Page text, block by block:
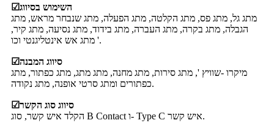
☑השימוש בסיווג
מתג גל, מתג פס, מתג הקלטה, מתג הפעלה, מתג שנבחר מראש, מתג
הגבלה, מתג בקרה, מתג העברה, מתג בידוד, מתג נסיעה, מתג קיר,
מתג אש אינטליגנטי וכו '.
☑סיווג המבנה
מיקרו -שוויץ ', מתג סירות, מתג מחנה, מתג מתג, מתג כפתור, מתג
כפתורים ומתג סרטי אופנה, מתג נקודה.
☑סיווג סוג הקשר
הקלד איש קשר, סוג B Contact ו- Type C איש קשר.